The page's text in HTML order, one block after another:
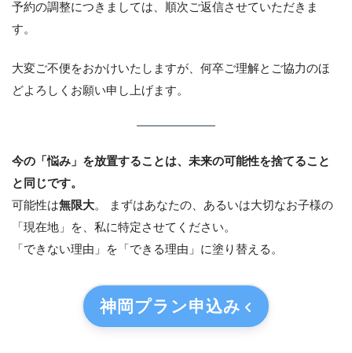
予約の調整につきましては、順次ご返信させていただきま
す。
大変ご不便をおかけいたしますが、何卒ご理解とご協力のほ
どよろしくお願い申し上げます。
今の「悩み」を放置することは、未来の可能性を捨てること
と同じです。
可能性は無限大。 まずはあなたの、あるいは大切なお子様の
「現在地」を、私に特定させてください。
「できない理由」を「できる理由」に塗り替える。
神岡プラン申込み